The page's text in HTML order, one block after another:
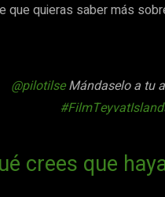
que quieras saber más
@pilotilseMándaselo a tu
crees que